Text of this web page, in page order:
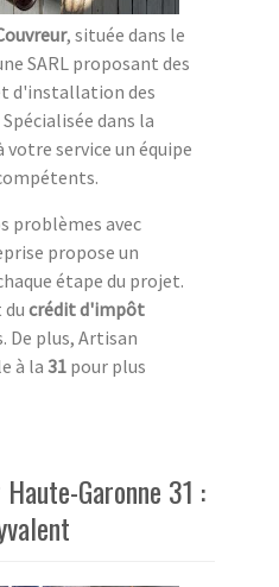
, située dans le
SARL proposant des
d'installation des
dans la
votre service un équipe
problèmes avec
propose un
étape du projet.
crédit d'impôt
De plus, Artisan
à la 31 pour plus
Garonne 31 :